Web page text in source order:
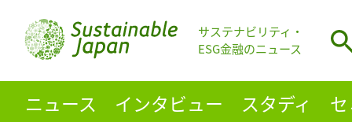
サステナビリティ・
ESG金融のニュース
ニュース インタビュー スタディ